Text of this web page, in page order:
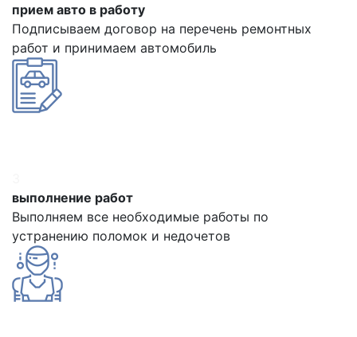
прием авто в работу
Подписываем договор на перечень ремонтных
работ и принимаем автомобиль
выполнение работ
Выполняем все необходимые работы по
устранению поломок и недочетов